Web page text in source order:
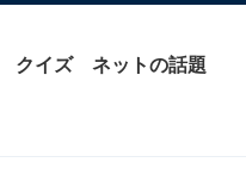
クイズ ネットの話題